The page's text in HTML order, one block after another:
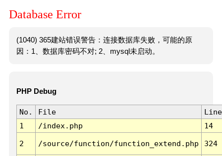
Database Error
(1040) 365建站错误警告：连接数据库失败，可能的原
因：1、数据库密码不对; 2、mysql未启动。
PHP Debug
No. File
Line
1
/index.php 14
2 /source/function/function_extend.php 324